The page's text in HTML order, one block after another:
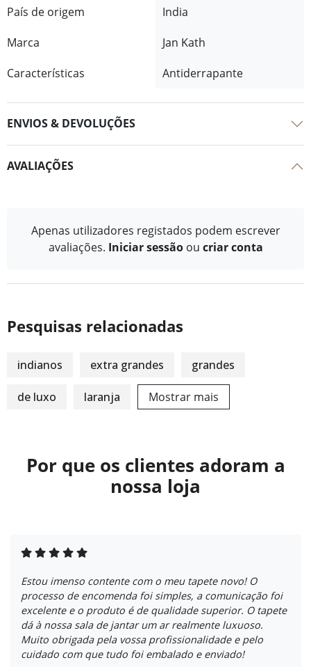
País de origem
India
Marca
Jan Kath
Características
Antiderrapante
ENVIOS & DEVOLUÇÕES
AVALIAÇÕES
Apenas utilizadores registados podem escrever
avaliações. Iniciar sessão ou criar conta
Pesquisas relacionadas
indianos extra grandes grandes
de luxo laranja Mostrar mais
Por que os clientes adoram a
nossa loja
Estou imenso contente com o meu tapete novo! O
processo de encomenda foi simples, a comunicação foi
excelente e o produto é de qualidade superior. O tapete
dá à nossa sala de jantar um ar realmente luxuoso.
Muito obrigada pela vossa profissionalidade e pelo
cuidado com que tudo foi embalado e enviado!